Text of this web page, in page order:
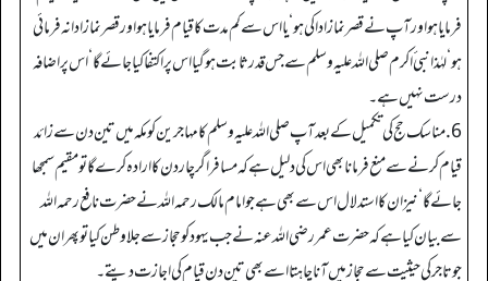
فرمایا ہو اور آپ نے قصر نماز ادا کی ہو‘ یا اس سے کم مدت کا قیام فرمایا ہو اور قصر نماز ادا نہ فرمائی
ہو‘ لہٰذا نبی ٔاکرم صلی اللہ علیہ وسلم سے جس قدر ثابت ہوگیا اس پر اکتفا کیا جائے گا‘ اس پر اضافہ
درست نہیں ہے۔
6. مناسک حج کی تکمیل کے بعد آپ صلی اللہ علیہ وسلم کا مہاجرین کو مکہ میں تین دن سے زائد
قیام کرنے سے منع فرمانا بھی اس کی دلیل ہے کہ مسافر اگر چار دن کا ارادہ کرے گا تو مقیم سمجھا
جائے گا‘ نیز ان کا استدلال اس سے بھی ہے جو امام مالک رحمہ اللہ نے حضرت نافع رحمہ اللہ
سے بیان کیا ہے کہ حضرت عمر رضی اللہ عنہ نے جب یہود کو حجاز سے جلا وطن کیا تو پھر ان میں
جو تاجر کی حیثیت سے حجاز میں آنا چاہتا اسے بھی تین دن قیام کی اجازت دیتے۔